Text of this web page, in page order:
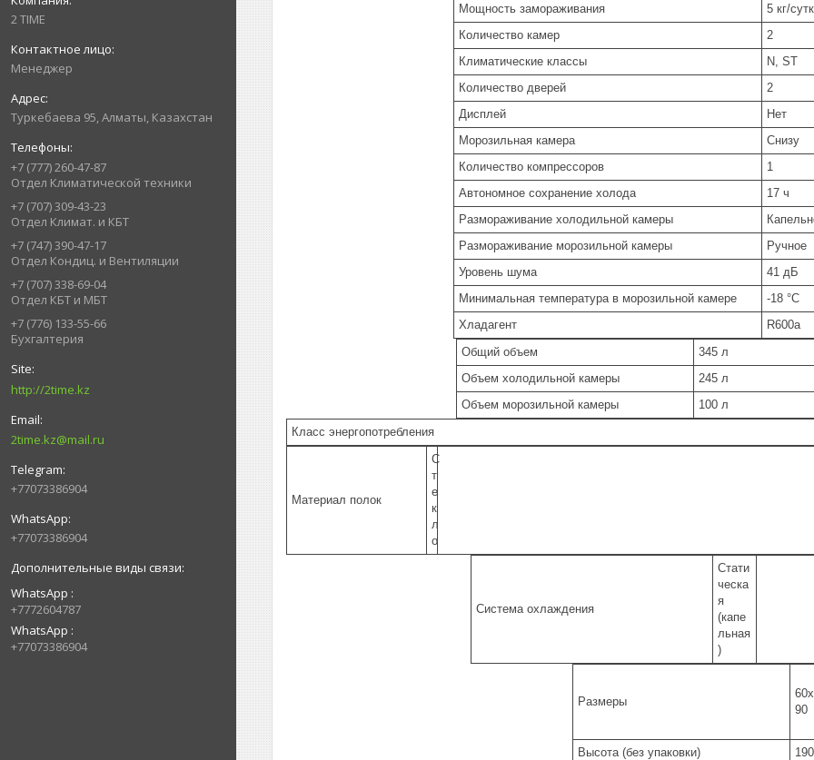
2 TIME
Менеджер
Туркебаева 95, Алматы, Казахстан
+7 (777) 260-47-87
Отдел Климатической техники
+7 (707) 309-43-23
Отдел Климат. и КБТ
+7 (747) 390-47-17
Отдел Кондиц. и Вентиляции
+7 (707) 338-69-04
Отдел КБТ и МБТ
+7 (776) 133-55-66
Бухгалтерия
http://2time.kz
2time.kz@mail.ru
+77073386904
+77073386904
WhatsApp
+7772604787
WhatsApp
+77073386904
Мощность замораживания
5 кг/
Количество камер
2
Климатические классы
N, ST
Количество дверей
2
Дисплей
Нет
Морозильная камера
Снизу
Количество компрессоров
1
Автономное сохранение холода
17 ч
Размораживание холодильной камеры
Размораживание морозильной камеры
Ручное
Уровень шума
41 дБ
Минимальная температура в морозильной камере
-18 °C
Хладагент
R600a
Общий объем
345 л
Объем холодильной камеры
245 л
Объем морозильной камеры
100 л
Класс энергопотребления
Материал полок
С
т
е
к
л
о
Система охлаждения
Стати
ческа
я
(капе
льная
)
Размеры
90
Высота (без упаковки)